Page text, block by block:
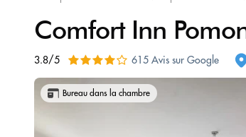
Comfort Inn
3.8/5 615 Avis sur Google
Bureau dans la chambre